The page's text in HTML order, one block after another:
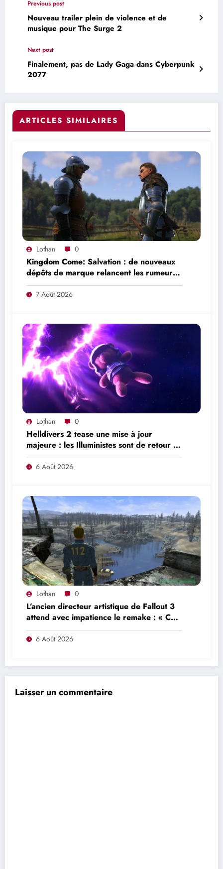
Previous post
Nouveau trailer plein de violence et de
musique pour The Surge 2
Next post
Finalement, pas de Lady Gaga dans Cyberpunk
2077
ARTICLES SIMILAIRES
Lothan 0
Kingdom Come: Salvation : de nouveaux
dépôts de marque relancent les rumeurs
d’un mode en ligne
7 Août 2026
Lothan 0
Helldivers 2 tease une mise à jour
majeure : les Illuministes sont de retour et
une nouvelle offensive se prépare
6 Août 2026
Lothan 0
L’ancien directeur artistique de Fallout 3
attend avec impatience le remake : « Ce
n’était pas du tout le jeu que nous
voulions créer »
6 Août 2026
Laisser un commentaire